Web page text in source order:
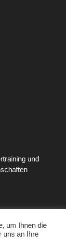
und
um Ihnen die
uns an Ihre